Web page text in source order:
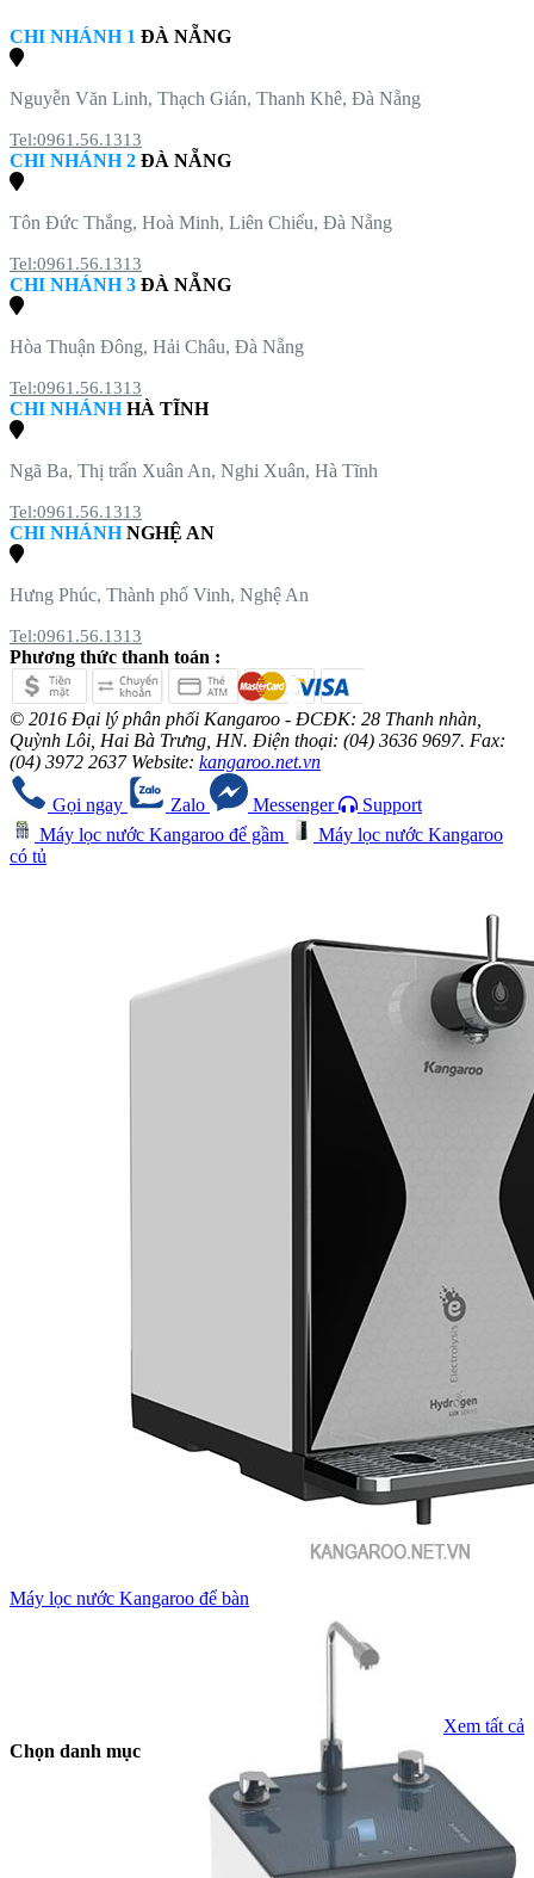
CHI NHÁNH 1 ĐÀ NẴNG
Nguyễn Văn Linh, Thạch Gián, Thanh Khê, Đà Nẵng
Tel:0961.56.1313
CHI NHÁNH 2 ĐÀ NẴNG
Tôn Đức Thắng, Hoà Minh, Liên Chiểu, Đà Nẵng
Tel:0961.56.1313
CHI NHÁNH 3 ĐÀ NẴNG
Hòa Thuận Đông, Hải Châu, Đà Nẵng
Tel:0961.56.1313
CHI NHÁNHHÀ TĨNH
Ngã Ba, Thị trấn Xuân An, Nghi Xuân, Hà Tĩnh
Tel:0961.56.1313
CHI NHÁNHNGHỆ AN
Hưng Phúc, Thành phố Vinh, Nghệ An
Tel:0961.56.1313
Phương thức thanh toán :
© 2016 Đại lý phân phối Kangaroo - ĐCĐK: 28 Thanh nhàn,
Quỳnh Lôi, Hai Bà Trưng, HN. Điện thoại: (04) 3636 9697. Fax:
(04) 3972 2637 Website: kangaroo.net.vn
Gọi ngay Zalo Messenger
Support
Máy lọc nước Kangaroo để gầm
Máy lọc nước Kangaroo
có tủ
Máy lọc nước Kangaroo để bàn
Xem tất cả
Chọn danh mục